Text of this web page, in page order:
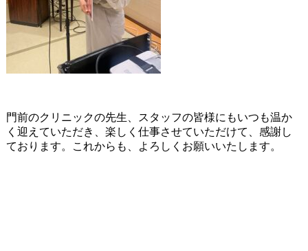
門前のクリニックの先生、スタッフの皆様にもいつも温か
く迎えていただき、楽しく仕事させていただけて、感謝し
ております。これからも、よろしくお願いいたします。